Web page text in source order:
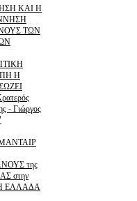
ΚΑΙ Η
ΤΩΝ
Η
- Γιώργος
της
στην
ΕΛΛΑΔΑ